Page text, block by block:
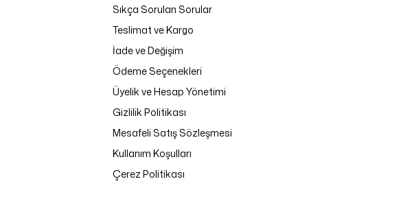
Sıkça Sorulan Sorular
Teslimat ve Kargo
İade ve Değişim
Ödeme Seçenekleri
Üyelik ve Hesap Yönetimi
Gizlilik Politikası
Mesafeli Satış Sözleşmesi
Kullanım Koşulları
Çerez Politikası